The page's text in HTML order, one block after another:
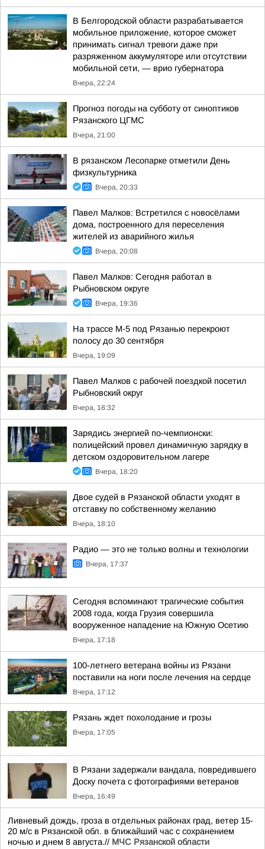
В Белгородской области разрабатывается
мобильное приложение, которое сможет
принимать сигнал тревоги даже при
разряженном аккумуляторе или отсутствии
мобильной сети, — врио губернатора
Вчера, 22:24
Прогноз погоды на субботу от синоптиков
Рязанского ЦГМС
Вчера, 21:00
В рязанском Лесопарке отметили День
физкультурника
Вчера, 20:33
Павел Малков: Встретился с новосёлами
дома, построенного для переселения
жителей из аварийного жилья
Вчера, 20:08
Павел Малков: Сегодня работал в
Рыбновском округе
Вчера, 19:36
На трассе М-5 под Рязанью перекроют
полосу до 30 сентября
Вчера, 19:09
Павел Малков с рабочей поездкой посетил
Рыбновский округ
Вчера, 18:32
Зарядись энергией по-чемпионски:
полицейский провел динамичную зарядку в
детском оздоровительном лагере
Вчера, 18:20
Двое судей в Рязанской области уходят в
отставку по собственному желанию
Вчера, 18:10
Радио — это не только волны и технологии
Вчера, 17:37
Сегодня вспоминают трагические события
2008 года, когда Грузия совершила
вооруженное нападение на Южную Осетию
Вчера, 17:18
100-летнего ветерана войны из Рязани
поставили на ноги после лечения на сердце
Вчера, 17:12
Рязань ждет похолодание и грозы
Вчера, 17:05
В Рязани задержали вандала, повредившего
Доску почета с фотографиями ветеранов
Вчера, 16:49
Ливневый дождь, гроза в отдельных районах град, ветер 15-
20 м/с в Рязанской обл. в ближайший час с сохранением
ночью и днем 8 августа.// МЧС Рязанской области